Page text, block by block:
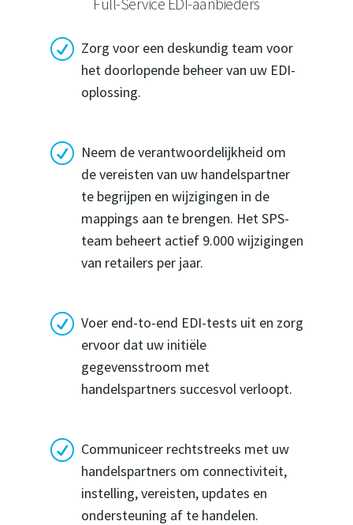
R Zorg voor een deskundig team voor
het doorlopende beheer van uw EDI-
oplossing.
R Neem de verantwoordelijkheid om
de vereisten van uw handelspartner
te begrijpen en wijzigingen in de
mappings aan te brengen. Het SPS-
team beheert actief 9.000 wijzigingen
van retailers per jaar.
R Voer end-to-end EDI-tests uit en zorg
ervoor dat uw initiële
gegevensstroom met
handelspartners succesvol verloopt.
R Communiceer rechtstreeks met uw
handelspartners om connectiviteit,
instelling, vereisten, updates en
ondersteuning af te handelen.